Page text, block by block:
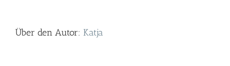
Über den Autor: Katja